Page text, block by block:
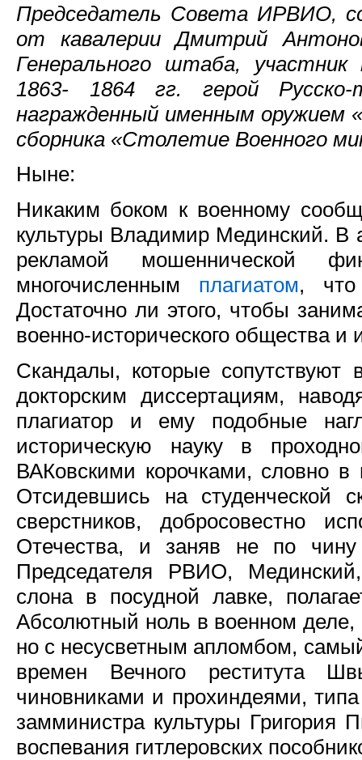
Председатель Совета ИРВИО,
от кавалерии Дмитрий
Генерального штаба, участник
1863- 1864 гг. герой Русско-
награжденный именным оружием
сборника «Столетие Военного
Ныне:
Никаким боком к военному
культуры Владимир Мединский. В
рекламой мошеннической
многочисленным плагиатом, что
Достаточно ли этого, чтобы
военно-исторического общества
Скандалы, которые сопутствуют
докторским диссертациям,
плагиатор и ему подобные
историческую науку в
ВАКовскими корочками, словно в
Отсидевшись на
сверстников, добросовестно
Отечества, и заняв не по
Председателя РВИО,
слона в посудной лавке,
Абсолютный ноль в военном
но с несусветным апломбом,
времен Вечного реститута
чиновниками и прохиндеями,
замминистра культуры Григория
воспевания гитлеровских